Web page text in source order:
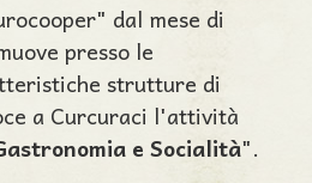
dal mese di
presso le
strutture di
a Curcuraci l'attività
e Socialità".